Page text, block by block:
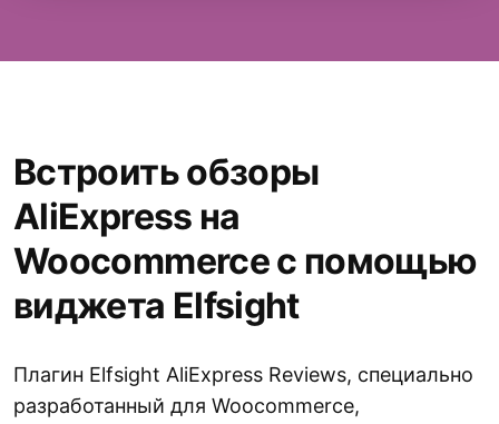
Встроить обзоры
AliExpress на
Woocommerce с помощью
виджета Elfsight
Плагин Elfsight AliExpress Reviews, специально
разработанный для Woocommerce,